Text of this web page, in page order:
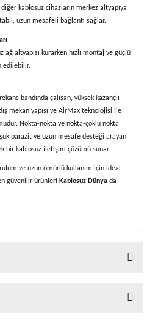
kablosuz cihazların merkez altyapıya
uzun mesafeli bağlantı sağlar.
altyapısı kurarken hızlı montaj ve güçlü
edilebilir.
bandında çalışan, yüksek kazançlı
mekan yapısı ve AirMax teknolojisi ile
Nokta-nokta ve nokta-çoklu nokta
parazit ve uzun mesafe desteği arayan
bir kablosuz iletişim çözümü sunar.
ve uzun ömürlü kullanım için ideal
güvenilir ürünleri Kablosuz Dünya da